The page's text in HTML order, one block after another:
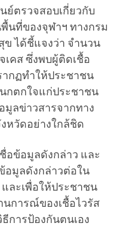
ย์ตรวจสอบเกี่ยวกับ
นที่ของจุฬาฯ ทางกรม
ได้ชี้แจงว่า จำนวน
เคส ซึ่งพบผู้ติดเชื้อ
ากฏทำให้ประชาชน
กตกใจแก่ประชาชน
มูลข่าวสารจากทาง
หวัดอย่างใกล้ชิด
อข้อมูลดังกล่าว และ
อมูลดังกล่าวต่อใน
ละเพื่อให้ประชาชน
นการณ์ของเชื้อไวรัส
ธีการป้องกันตนเอง